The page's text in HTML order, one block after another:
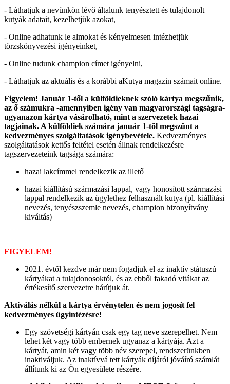
- Láthatjuk a nevünkön lévő általunk tenyésztett és tulajdonolt
kutyák adatait, kezelhetjük azokat,
- Online adhatunk le almokat és kényelmesen intézhetjük
törzskönyvezési igényeinket,
- Online tudunk champion címet igényelni,
- Láthatjuk az aktuális és a korábbi aKutya magazin számait online.
Figyelem! Január 1-től a külföldieknek szóló kártya megszűnik,
az ő számukra -amennyiben igény van magyarországi tagságra-
ugyanazon kártya vásárolható, mint a szervezetek hazai
tagjainak. A külföldiek számára január 1-től megszűnt a
kedvezményes szolgáltatások igénybevétele. Kedvezményes
szolgáltatások kettős feltétel esetén állnak rendelkezésre
tagszervezeteink tagsága számára:
hazai lakcímmel rendelkezik az illető
hazai kiállítású származási lappal, vagy honosított származási
lappal rendelkezik az ügylethez felhasznált kutya (pl. kiállítási
nevezés, tenyészszemle nevezés, champion bizonyítvány
kiváltás)
FIGYELEM!
2021. évtől kezdve már nem fogadjuk el az inaktív státuszú
kártyákat a tulajdonosoktól, és az ebből fakadó vitákat az
értékesítő szervezetre hárítjuk át.
Aktiválás nélkül a kártya érvénytelen és nem jogosít fel
kedvezményes ügyintézésre!
Egy szövetségi kártyán csak egy tag neve szerepelhet. Nem
lehet két vagy több embernek ugyanaz a kártyája. Azt a
kártyát, amin két vagy több név szerepel, rendszerünkben
inaktiváljuk. Az inaktívvá tett kártyák díjáról jóváíró számlát
állítunk ki az Ön egyesülete részére.